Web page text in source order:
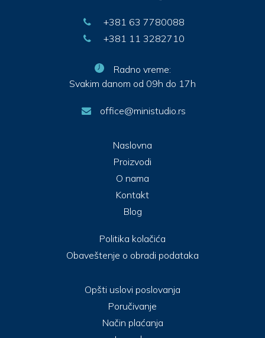
Naslovna
Proizvodi
O nama
Kontakt
Blog
Politika kolačića
Obaveštenje o obradi podataka
+381 63 7780088
+381 11 3282710
Radno vreme:
Svakim danom od 09h do 17h
office@ministudio.rs
Opšti uslovi poslovanja
Poručivanje
Način plaćanja